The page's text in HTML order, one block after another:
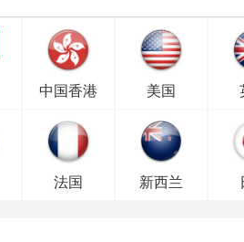
中国香港 美国
法国 新西兰